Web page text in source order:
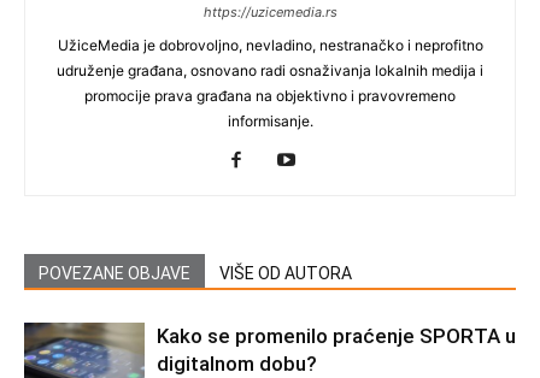
https://uzicemedia.rs
UžiceMedia je dobrovoljno, nevladino, nestranačko i neprofitno
udruženje građana, osnovano radi osnaživanja lokalnih medija i
promocije prava građana na objektivno i pravovremeno
informisanje.
POVEZANE OBJAVE VIŠE OD AUTORA
Kako se promenilo praćenje SPORTA u
digitalnom dobu?